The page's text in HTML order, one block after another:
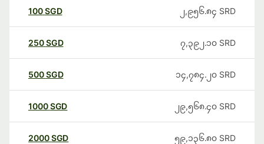
100SGD ၂,၉၅၆.၈၄ SRD
250SGD ၇,၃၉၂.၁၀ SRD
500SGD ၁၄,၇၈၄.၂၀ SRD
1000SGD ၂၉,၅၆၈.၄၀ SRD
2000SGD ၅၉,၁၃၆.၈၀ SRD